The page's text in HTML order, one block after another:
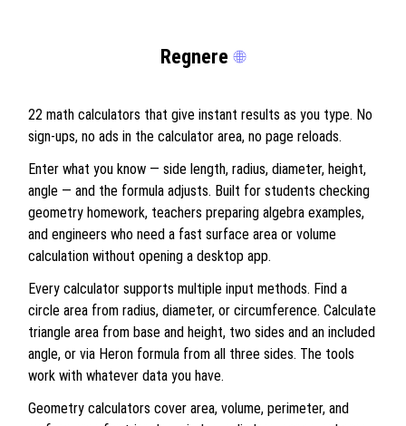
Regnere
22 math calculators that give instant results as you type. No
sign-ups, no ads in the calculator area, no page reloads.
Enter what you know — side length, radius, diameter, height,
angle — and the formula adjusts. Built for students checking
geometry homework, teachers preparing algebra examples,
and engineers who need a fast surface area or volume
calculation without opening a desktop app.
Every calculator supports multiple input methods. Find a
circle area from radius, diameter, or circumference. Calculate
triangle area from base and height, two sides and an included
angle, or via Heron formula from all three sides. The tools
work with whatever data you have.
Geometry calculators cover area, volume, perimeter, and